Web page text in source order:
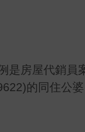
是房屋代銷
的同住公